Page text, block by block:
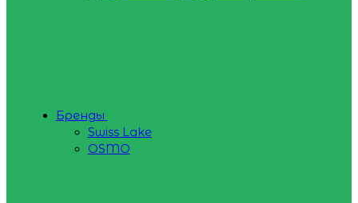
Бренды
Swiss Lake
OSMO